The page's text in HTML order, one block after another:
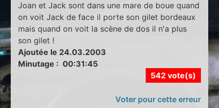
Joan et Jack sont dans une mare de boue quand
on voit Jack de face il porte son gilet bordeaux
mais quand on voit la scène de dos il n'a plus
son gilet !
Ajoutée le 24.03.2003
Minutage : 00:31:45
542 vote(s)
Voter pour cette erreur